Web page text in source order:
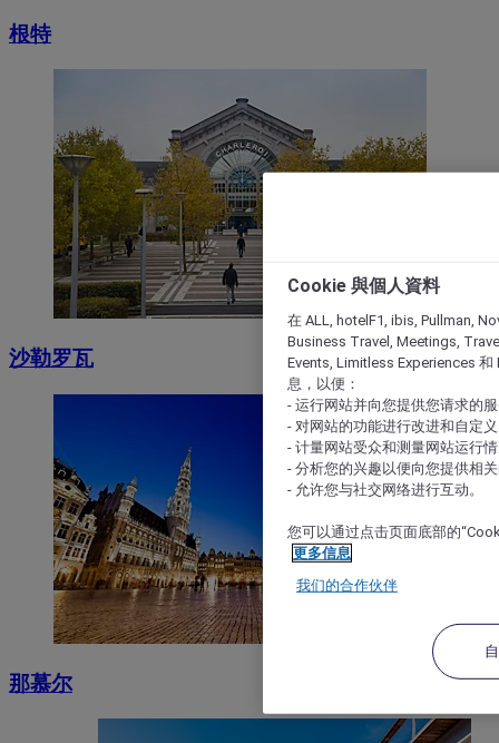
根特
沙勒罗瓦
那慕尔
Cookie 與個人資料
在 ALL, hotelF1, ibis, Pullman,
Business Travel, Meetings,
Events, Limitless Experiences 和
息，以便：
- 运行网站并向您提供您请求的
- 对网站的功能进行改进和自定义
- 计量网站受众和测量网站运行
- 分析您的兴趣以便向您提供相
- 允许您与社交网络进行互动。
您可以通过点击页面底部的
更多信息
我们的合作伙伴